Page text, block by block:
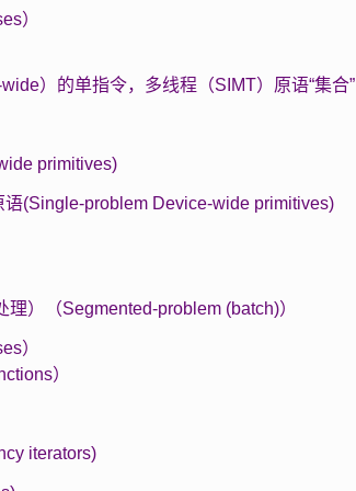
）
）的单指令，多线程（SIMT）原语“集合”
primitives)
语(Single-problem Device-wide primitives)
理）（Segmented-problem (batch)）
）
）
iterators)